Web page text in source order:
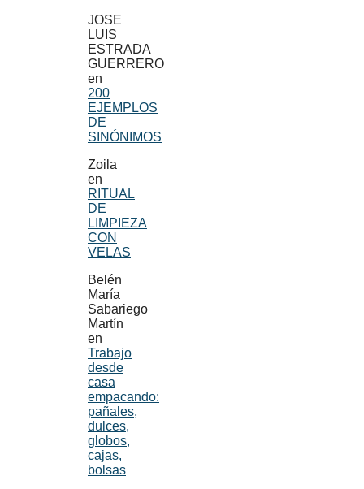
JOSE
LUIS
ESTRADA
GUERRERO
en
200
EJEMPLOS
DE
SINÓNIMOS
Zoila
en
RITUAL
DE
LIMPIEZA
CON
VELAS
Belén
María
Sabariego
Martín
en
Trabajo
desde
casa
empacando:
pañales,
dulces,
globos,
cajas,
bolsas